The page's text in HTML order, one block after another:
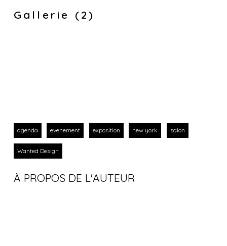
Gallerie (2)
agenda evenement exposition new york salon
Wanted Design
À PROPOS DE L'AUTEUR